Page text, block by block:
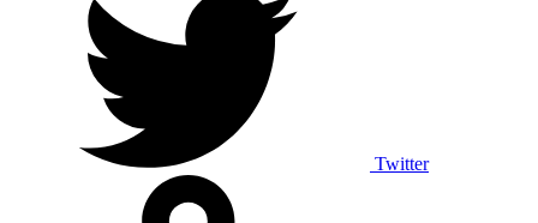
Twitter